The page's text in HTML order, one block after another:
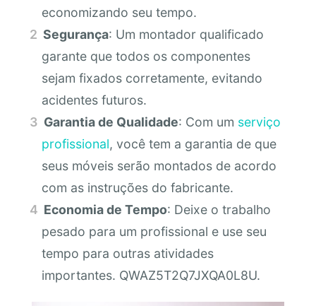
economizando seu tempo.
Segurança: Um montador qualificado
garante que todos os componentes
sejam fixados corretamente, evitando
acidentes futuros.
Garantia de Qualidade: Com um serviço
profissional, você tem a garantia de que
seus móveis serão montados de acordo
com as instruções do fabricante.
Economia de Tempo: Deixe o trabalho
pesado para um profissional e use seu
tempo para outras atividades
importantes. QWAZ5T2Q7JXQA0L8U.